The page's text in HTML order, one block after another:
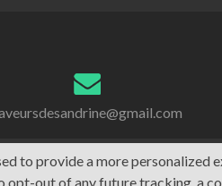
to provide a more
out of any future tracking, a